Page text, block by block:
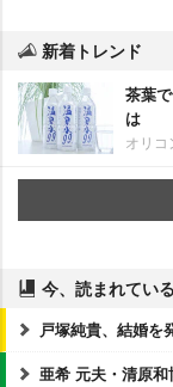
新着トレンド
茶葉
は
オリコ
今、読まれてい
戸塚純貴、結婚を
亜希 元夫・清原